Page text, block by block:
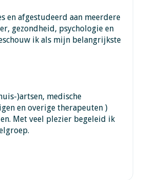
en afgestudeerd aan meerdere
gezondheid, psychologie en
ik als mijn belangrijkste
)artsen, medische
en overige therapeuten )
Met veel plezier begeleid ik